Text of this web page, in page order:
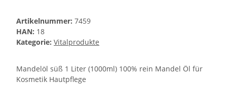
Artikelnummer: 7459
HAN: 18
Kategorie: Vitalprodukte
Mandelöl süß 1 Liter (1000ml) 100% rein Mandel Öl für
Kosmetik Hautpflege